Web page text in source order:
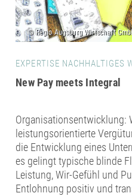
EXPERTISE NACHHALTIGES
New Pay meets Integral
Organisationsentwicklung:
leistungsorientierte
die Entwicklung eines
es gelingt typische blinde
Leistung, Wir-Gefühl und
Entlohnung positiv und